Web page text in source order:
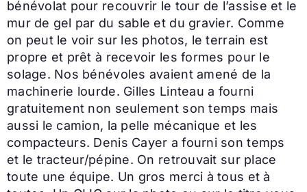
bénévolat pour recouvrir le tour de l’assise et le
mur de gel par du sable et du gravier. Comme
on peut le voir sur les photos, le terrain est
propre et prêt à recevoir les formes pour le
solage. Nos bénévoles avaient amené de la
machinerie lourde. Gilles Linteau a fourni
gratuitement non seulement son temps mais
aussi le camion, la pelle mécanique et les
compacteurs. Denis Cayer a fourni son temps
et le tracteur/pépine. On retrouvait sur place
toute une équipe. Un gros merci à tous et à